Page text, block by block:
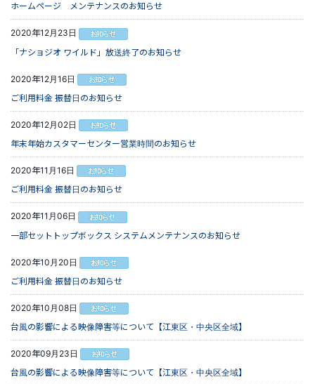
ホームページ メンテナンスのお知らせ
2020年12月23日
「ナショジオ ワイルド」放送終了のお知らせ
2020年12月16日
ご利用料金 振替日のお知らせ
2020年12月02日
年末年始カスタマーセンター営業時間のお知らせ
2020年11月16日
ご利用料金 振替日のお知らせ
2020年11月06日
一部セットトップボックス システムメンテナンスのお知らせ
2020年10月20日
ご利用料金 振替日のお知らせ
2020年10月08日
台風の影響による映像障害等について【江東区・中央区全域】
2020年09月23日
台風の影響による映像障害等について【江東区・中央区全域】